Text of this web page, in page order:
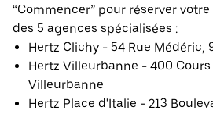
“Commencer” pour réserver
des 5 agences spécialisées :
Hertz Clichy - 54 Rue Médéric,
Hertz Villeurbanne - 400 Cours
Villeurbanne
Hertz Place d'Italie - 213